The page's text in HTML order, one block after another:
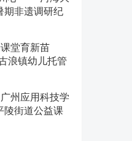
期非遗调研纪
堂育新苗
浪镇幼儿托管
州应用科技学
陵街道公益课